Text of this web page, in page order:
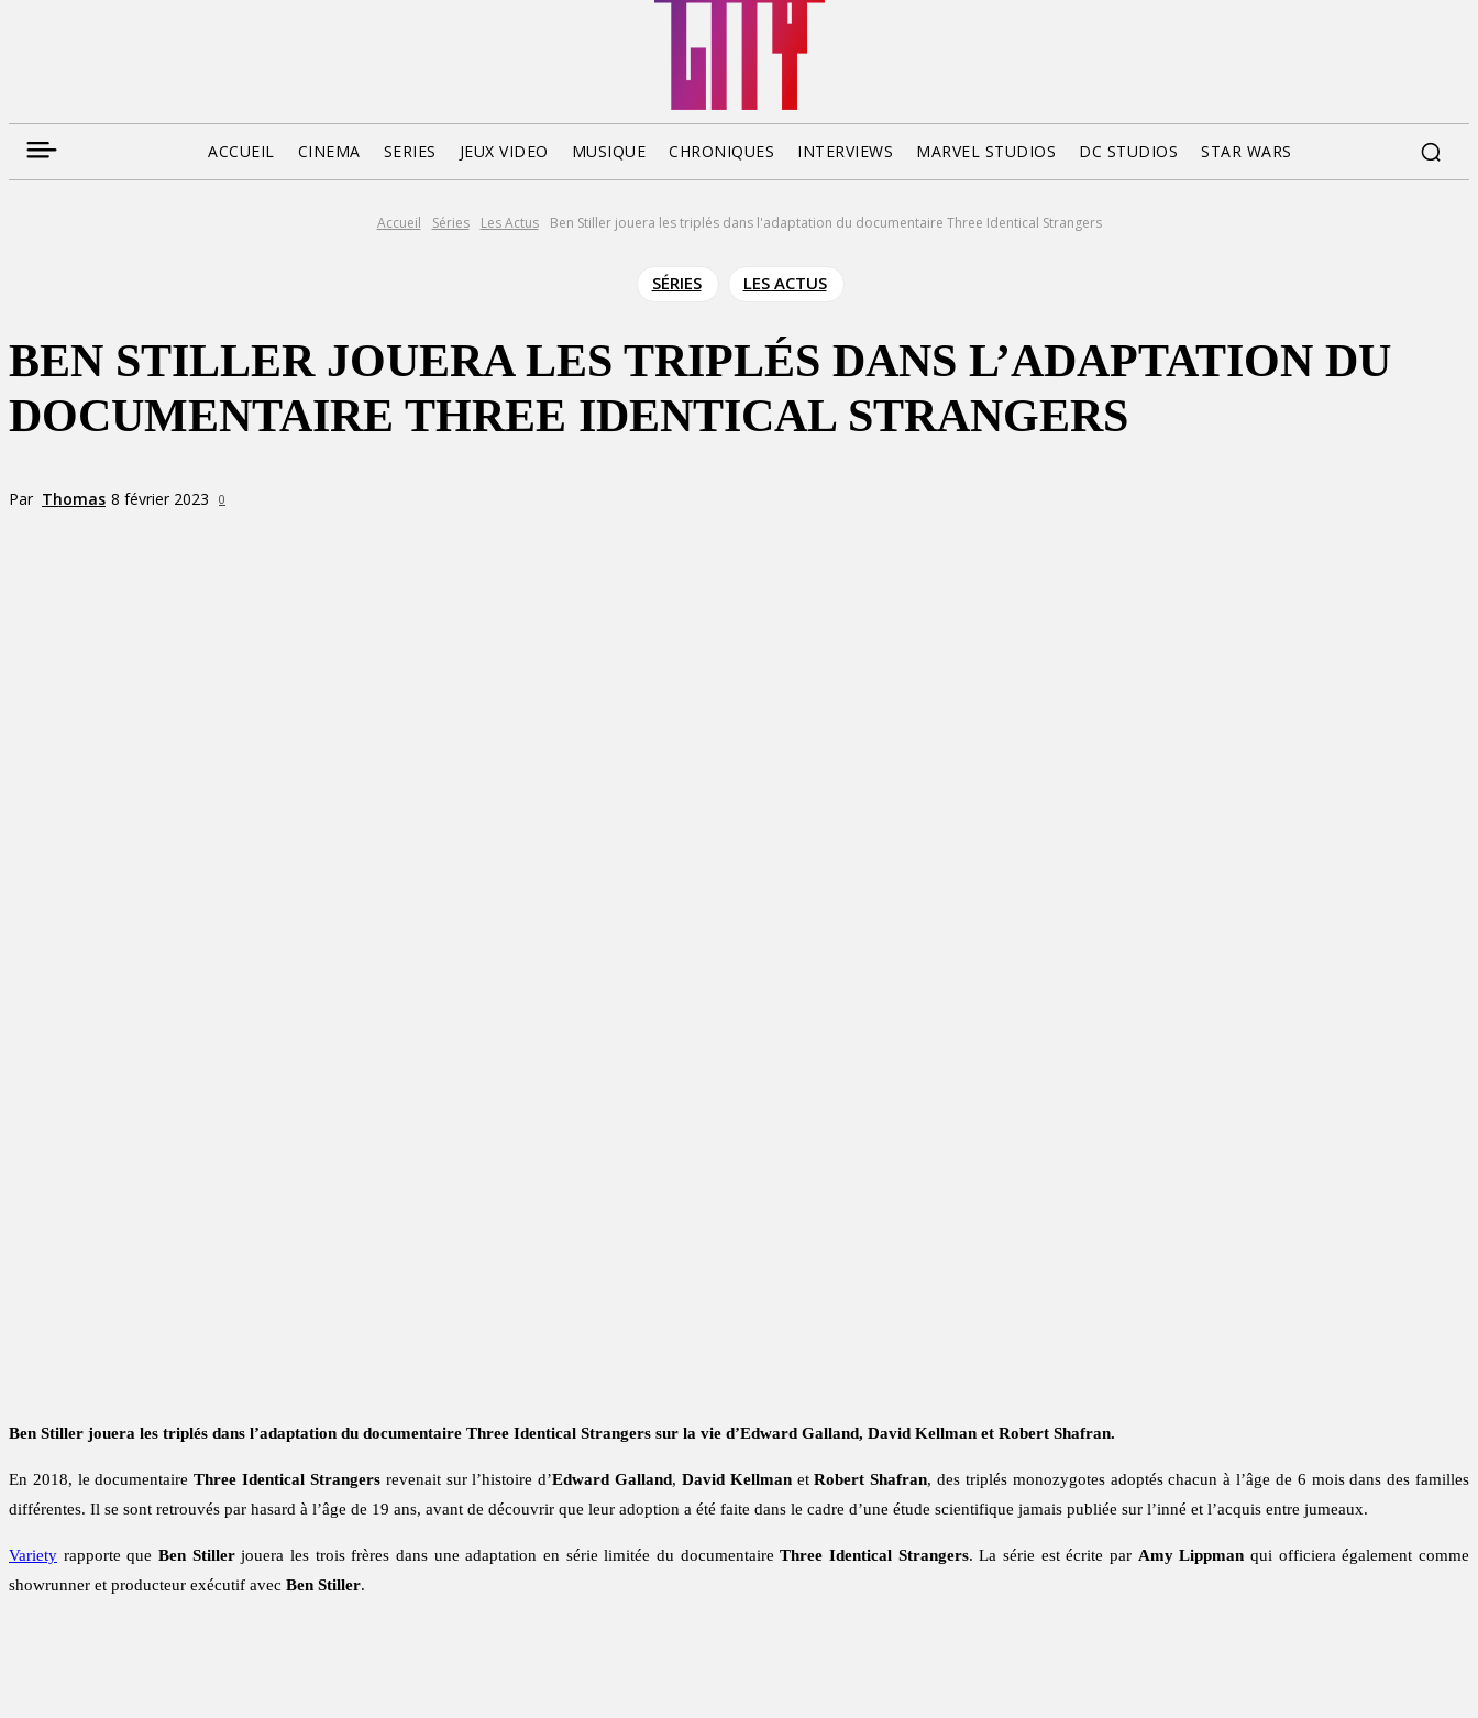
ACCUEIL CINEMA SERIES JEUX VIDEO MUSIQUE CHRONIQUES INTERVIEWS MARVEL STUDIOS DC STUDIOS STAR WARS
Accueil Séries Les Actus Ben Stiller jouera les triplés dans l'adaptation du documentaire Three Identical Strangers
SÉRIES LES ACTUS
BEN STILLER JOUERA LES TRIPLÉS DANS L’ADAPTATION DU
DOCUMENTAIRE THREE IDENTICAL STRANGERS
Par Thomas 8 février 2023 0
Ben Stiller jouera les triplés dans l’adaptation du documentaire Three Identical Strangers sur la vie d’Edward Galland, David Kellman et Robert Shafran.
En 2018, le documentaireThree Identical Strangersrevenait sur l’histoire d’Edward Galland, David KellmanetRobert Shafran, des triplés monozygotes adoptés chacun à l’âge de 6 mois dans des familles
différentes. Il se sont retrouvés par hasard à l’âge de 19 ans, avant de découvrir que leur adoption a été faite dans le cadre d’une étude scientifique jamais publiée sur l’inné et l’acquis entre jumeaux.
Variety rapporte que Ben Stillerjouera les trois frères dans une adaptation en série limitée du documentaireThree Identical Strangers. La série est écrite par Amy Lippman qui officiera également comme
showrunner et producteur exécutif avec Ben Stiller.